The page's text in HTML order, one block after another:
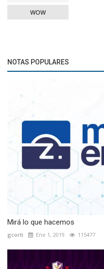
WOW
NOTAS POPULARES
Mirá lo que hacemos
gcorti Ene 1, 2019 115477